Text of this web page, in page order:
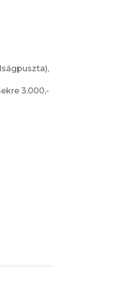
3.000,-